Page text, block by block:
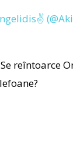
reîntoarce